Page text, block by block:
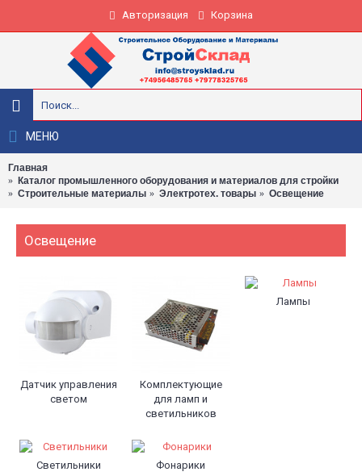
Авторизация Корзина
МЕНЮ
Главная
Каталог промышленного оборудования и материалов для стройки
Строительные материалы
Электротех. товары Освещение
Освещение
Датчик управления
светом
Комплектующие
для ламп и
светильников
Лампы
Светильники Фонарики